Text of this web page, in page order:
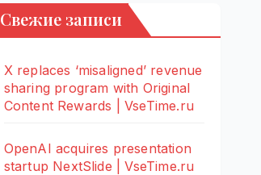
Свежие записи
X replaces ‘misaligned’ revenue
sharing program with Original
Content Rewards | VseTime.ru
OpenAI acquires presentation
startup NextSlide | VseTime.ru